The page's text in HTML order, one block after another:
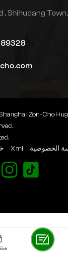
, Shihudang
Xml الخصوصية